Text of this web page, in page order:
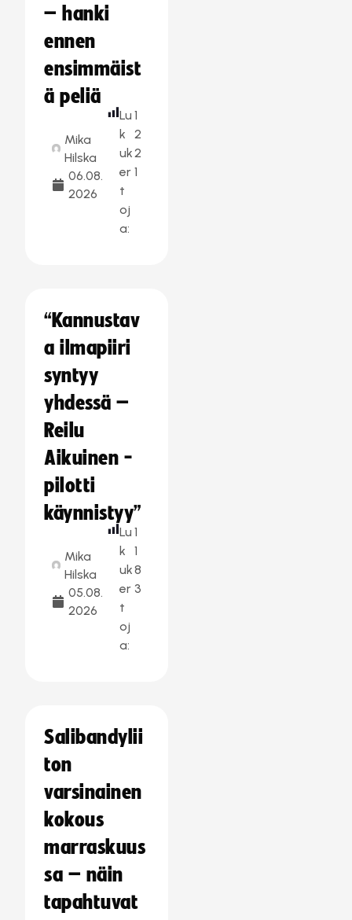
– hanki
ennen
ensimmäist
ä peliä
Mika
Hilska
06.08.
2026
Lu
k
uk
er
t
oj
a:
1
2
2
1
“Kannustav
a ilmapiiri
syntyy
yhdessä –
Reilu
Aikuinen -
pilotti
käynnistyy”
Mika
Hilska
05.08.
2026
Lu
k
uk
er
t
oj
a:
1
1
8
3
Salibandylii
ton
varsinainen
kokous
marraskuus
sa – näin
tapahtuvat